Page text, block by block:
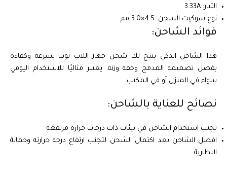
التيار: 3.33A
نوع سوكيت الشحن: 4.5×3.0 مم
فوائد الشاحن:
هذا الشاحن الذكي يتيح لك شحن جهاز اللاب توب بسرعة وكفاءة
بفضل تصميمه المدمج وخفة وزنه. يعتبر مثاليًا للاستخدام اليومي
سواء في المنزل أو في المكتب.
نصائح للعناية بالشاحن:
تجنب استخدام الشاحن في بيئات ذات درجات حرارة مرتفعة.
افصل الشاحن بعد اكتمال الشحن لتجنب ارتفاع درجة حرارته وحماية
البطارية.